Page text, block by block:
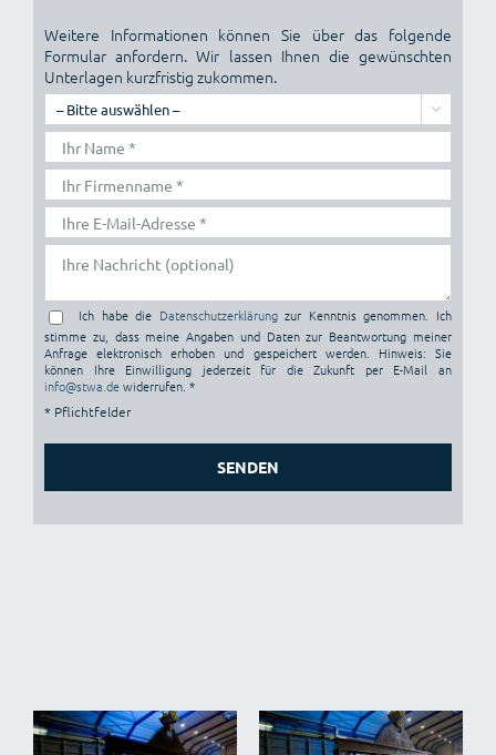
Weitere Informationen können Sie über das folgende
Formular anfordern. Wir lassen Ihnen die gewünschten
Unterlagen kurzfristig zukommen.

Ich habe die Datenschutzerklärungzur Kenntnis genommen. Ich
stimme zu, dass meine Angaben und Daten zur Beantwortung meiner
Anfrage elektronisch erhoben und gespeichert werden. Hinweis: Sie
können Ihre Einwilligung jederzeit für die Zukunft per E-Mail an
info@stwa.dewiderrufen. *
* Pflichtfelder